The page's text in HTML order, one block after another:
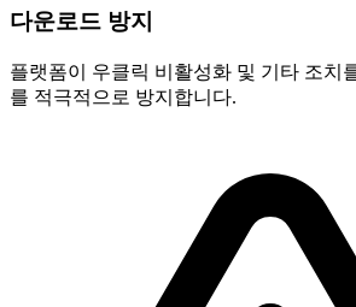
다운로드 방지
플랫폼이 우클릭 비활성화 및 기타 조치
를 적극적으로 방지합니다.